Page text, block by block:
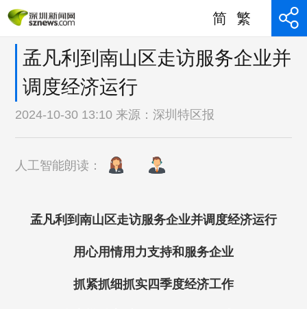
简 繁
孟凡利到南山区走访服务企业并
调度经济运行
2024-10-30 13:10 来源：深圳特区报
人工智能朗读：
孟凡利到南山区走访服务企业并调度经济运行
用心用情用力支持和服务企业
抓紧抓细抓实四季度经济工作